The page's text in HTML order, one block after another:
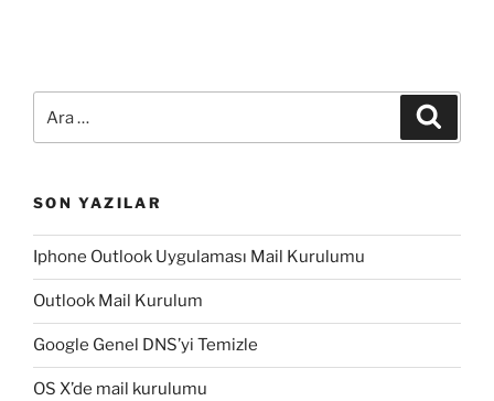
SON YAZILAR
Iphone Outlook Uygulaması Mail Kurulumu
Outlook Mail Kurulum
Google Genel DNS’yi Temizle
OS X’de mail kurulumu